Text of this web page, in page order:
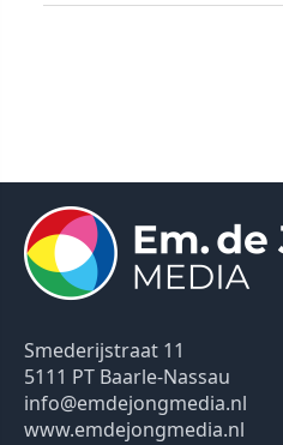
Smederijstraat 11
5111 PT Baarle-Nassau
info@emdejongmedia.nl
www.emdejongmedia.nl